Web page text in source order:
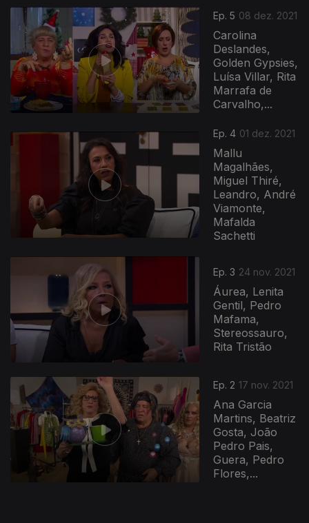
Ep. 5 08 dez. 2021
Carolina
Deslandes,
Golden Gypsies,
Luísa Villar, Rita
Marrafa de
Carvalho,...
Ep. 4 01 dez. 2021
Mallu
Magalhães,
Miguel Thiré,
Leandro, André
Viamonte,
Mafalda
Sachetti
Ep. 3 24 nov. 2021
Áurea, Lenita
Gentil, Pedro
Mafama,
Stereossauro,
Rita Tristão
Ep. 2 17 nov. 2021
Ana Garcia
Martins, Beatriz
Gosta, João
Pedro Pais,
Guera, Pedro
Flores,...